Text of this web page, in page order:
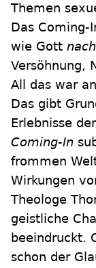
Themen
Das Coming-
wie Gott nach
Versöhnung,
All das war
Das gibt
Erlebnisse
Coming-In
frommen
Wirkungen
Theologe
geistliche
beeindruckt.
schon der